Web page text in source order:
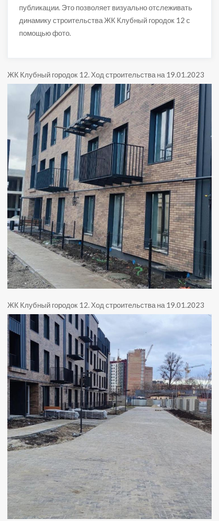
публикации. Это позволяет визуально отслеживать
динамику строительства ЖК Клубный городок 12 с
помощью фото.
ЖК Клубный городок 12. Ход строительства на 19.01.2023
ЖК Клубный городок 12. Ход строительства на 19.01.2023